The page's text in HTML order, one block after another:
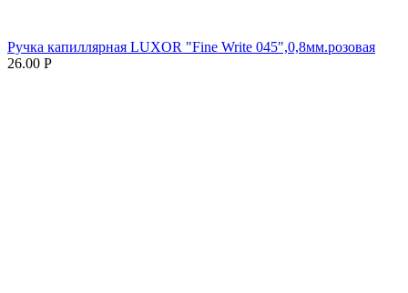
Ручка капиллярная LUXOR "Fine Write 045",0,8мм.розовая
26.00 Р